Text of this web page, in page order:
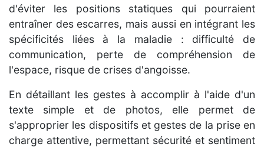
d'éviter les positions statiques qui pourraient
entraîner des escarres, mais aussi en intégrant les
spécificités liées à la maladie : difficulté de
communication, perte de compréhension de
l'espace, risque de crises d'angoisse.
En détaillant les gestes à accomplir à l'aide d'un
texte simple et de photos, elle permet de
s'approprier les dispositifs et gestes de la prise en
charge attentive, permettant sécurité et sentiment